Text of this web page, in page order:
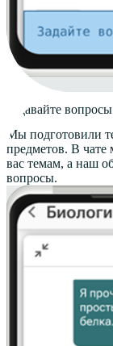
Задавайте вопросы
Мы подготовили
предметов. В
вас темам, а наш
вопросы.